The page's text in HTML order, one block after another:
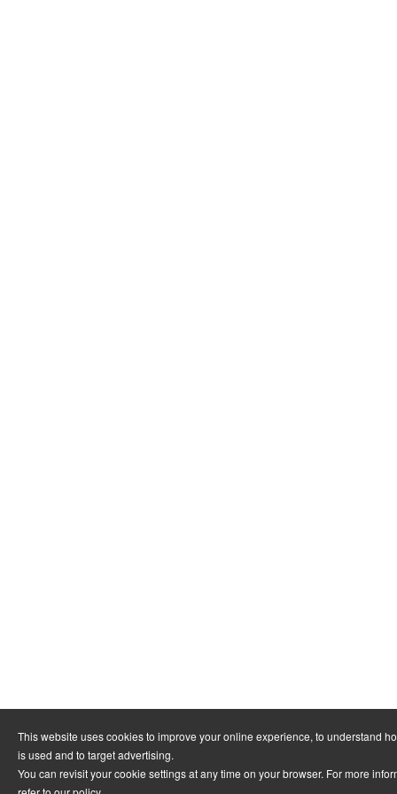
This website uses cookies to improve your online experience, to understand
is used and to target advertising.
You can revisit your cookie settings at any time on your browser. For more